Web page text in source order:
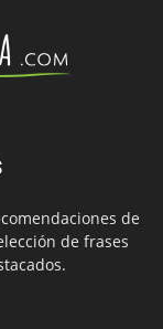
de
de frases